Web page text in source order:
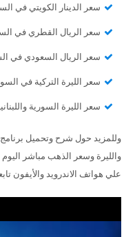
سعر الدينار الكويتي في
سعر الريال القطري في
سعر الريال السعودي في
سعر الليرة التركية في
سعر الليرة السورية
وللمزيد حول شرح وتحميل برنامج
والليرة وسعر الذهب مباشر
علي هواتف الاندرويد والأيفون